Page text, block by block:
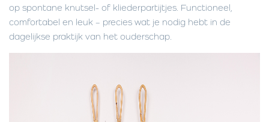
op spontane knutsel- of kliederpartijtjes. Functioneel,
comfortabel en leuk – precies wat je nodig hebt in de
dagelijkse praktijk van het ouderschap.